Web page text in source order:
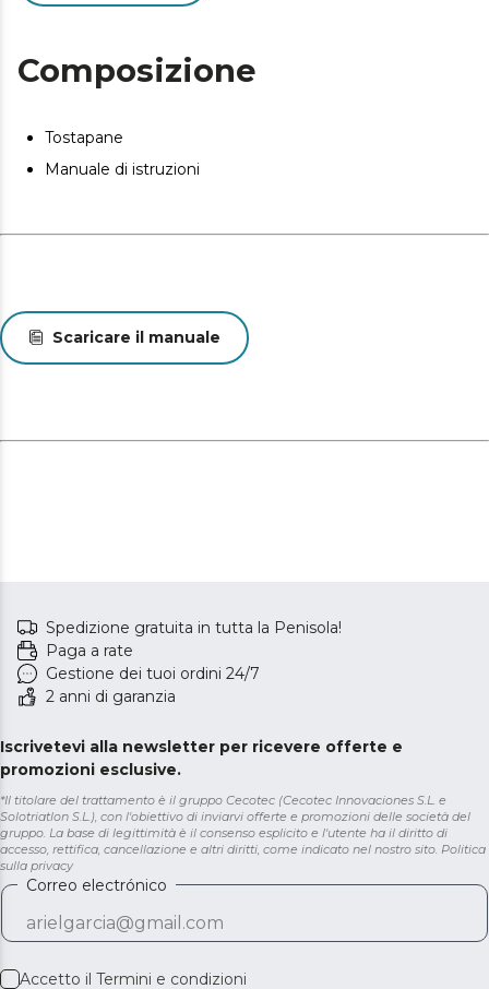
Composizione
Tostapane
Manuale di istruzioni
Scaricare il manuale
Spedizione gratuita in tutta la Penisola!
Paga a rate
Gestione dei tuoi ordini 24/7
2 anni di garanzia
Iscrivetevi alla newsletter per ricevere offerte e
promozioni esclusive.
*Il titolare del trattamento è il gruppo Cecotec (Cecotec Innovaciones S.L. e
Solotriatlon S.L.), con l'obiettivo di inviarvi offerte e promozioni delle società del
gruppo. La base di legittimità è il consenso esplicito e l'utente ha il diritto di
accesso, rettifica, cancellazione e altri diritti, come indicato nel nostro sito. Politica
sulla privacy
Correo electrónico
Accetto il Termini e condizioni